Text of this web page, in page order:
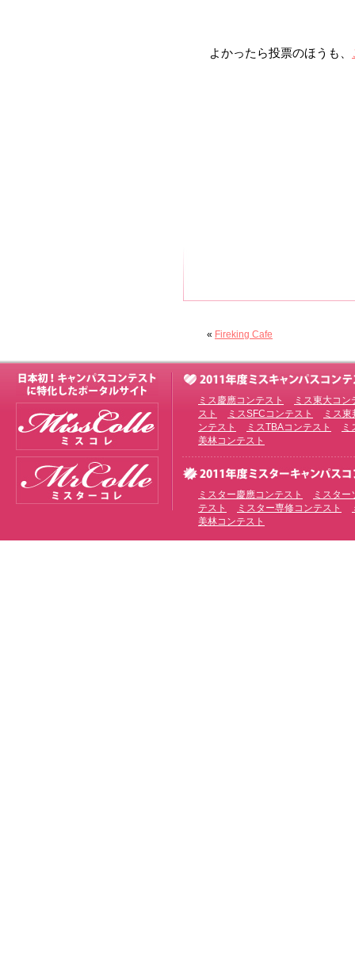
よかったら投票のほうも、
« Fireking Cafe
ミス慶應コンテスト
ミス東大コン
スト
ミスSFCコンテスト
ミス
ンテスト
ミスTBAコンテスト
ミ
美林コンテスト
ミスター慶應コンテスト
ミスタ
テスト
ミスター専修コンテスト
美林コンテスト